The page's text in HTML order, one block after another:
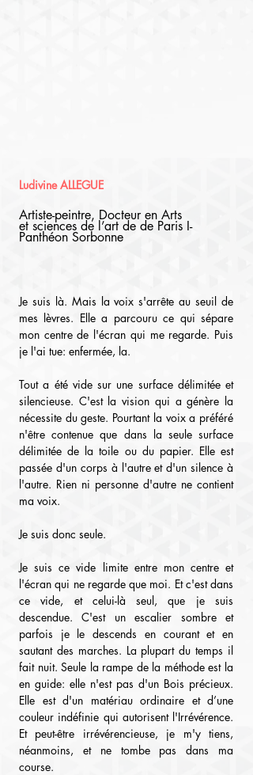
Ludivine ALLEGUE
Artiste-peintre, Docteur en Arts
et sciences de l’art de de Paris I-
Panthéon Sorbonne
Je suis là. Mais la voix s'arrête au seuil de
mes lèvres. Elle a parcouru ce qui sépare
mon centre de l'écran qui me regarde. Puis
je l'ai tue: enfermée, la.
Tout a été vide sur une surface délimitée et
silencieuse. C'est la vision qui a génère la
nécessite du geste. Pourtant la voix a préféré
n'être contenue que dans la seule surface
délimitée de la toile ou du papier. Elle est
passée d'un corps à l'autre et d'un silence à
l'autre. Rien ni personne d'autre ne contient
ma voix.
Je suis donc seule.
Je suis ce vide limite entre mon centre et
l'écran qui ne regarde que moi. Et c'est dans
ce vide, et celui-là seul, que je suis
descendue. C'est un escalier sombre et
parfois je le descends en courant et en
sautant des marches. La plupart du temps il
fait nuit. Seule la rampe de la méthode est la
en guide: elle n'est pas d'un Bois précieux.
Elle est d'un matériau ordinaire et d’une
couleur indéfinie qui autorisent l'Irrévérence.
Et peut-être irrévérencieuse, je m'y tiens,
néanmoins, et ne tombe pas dans ma
course.